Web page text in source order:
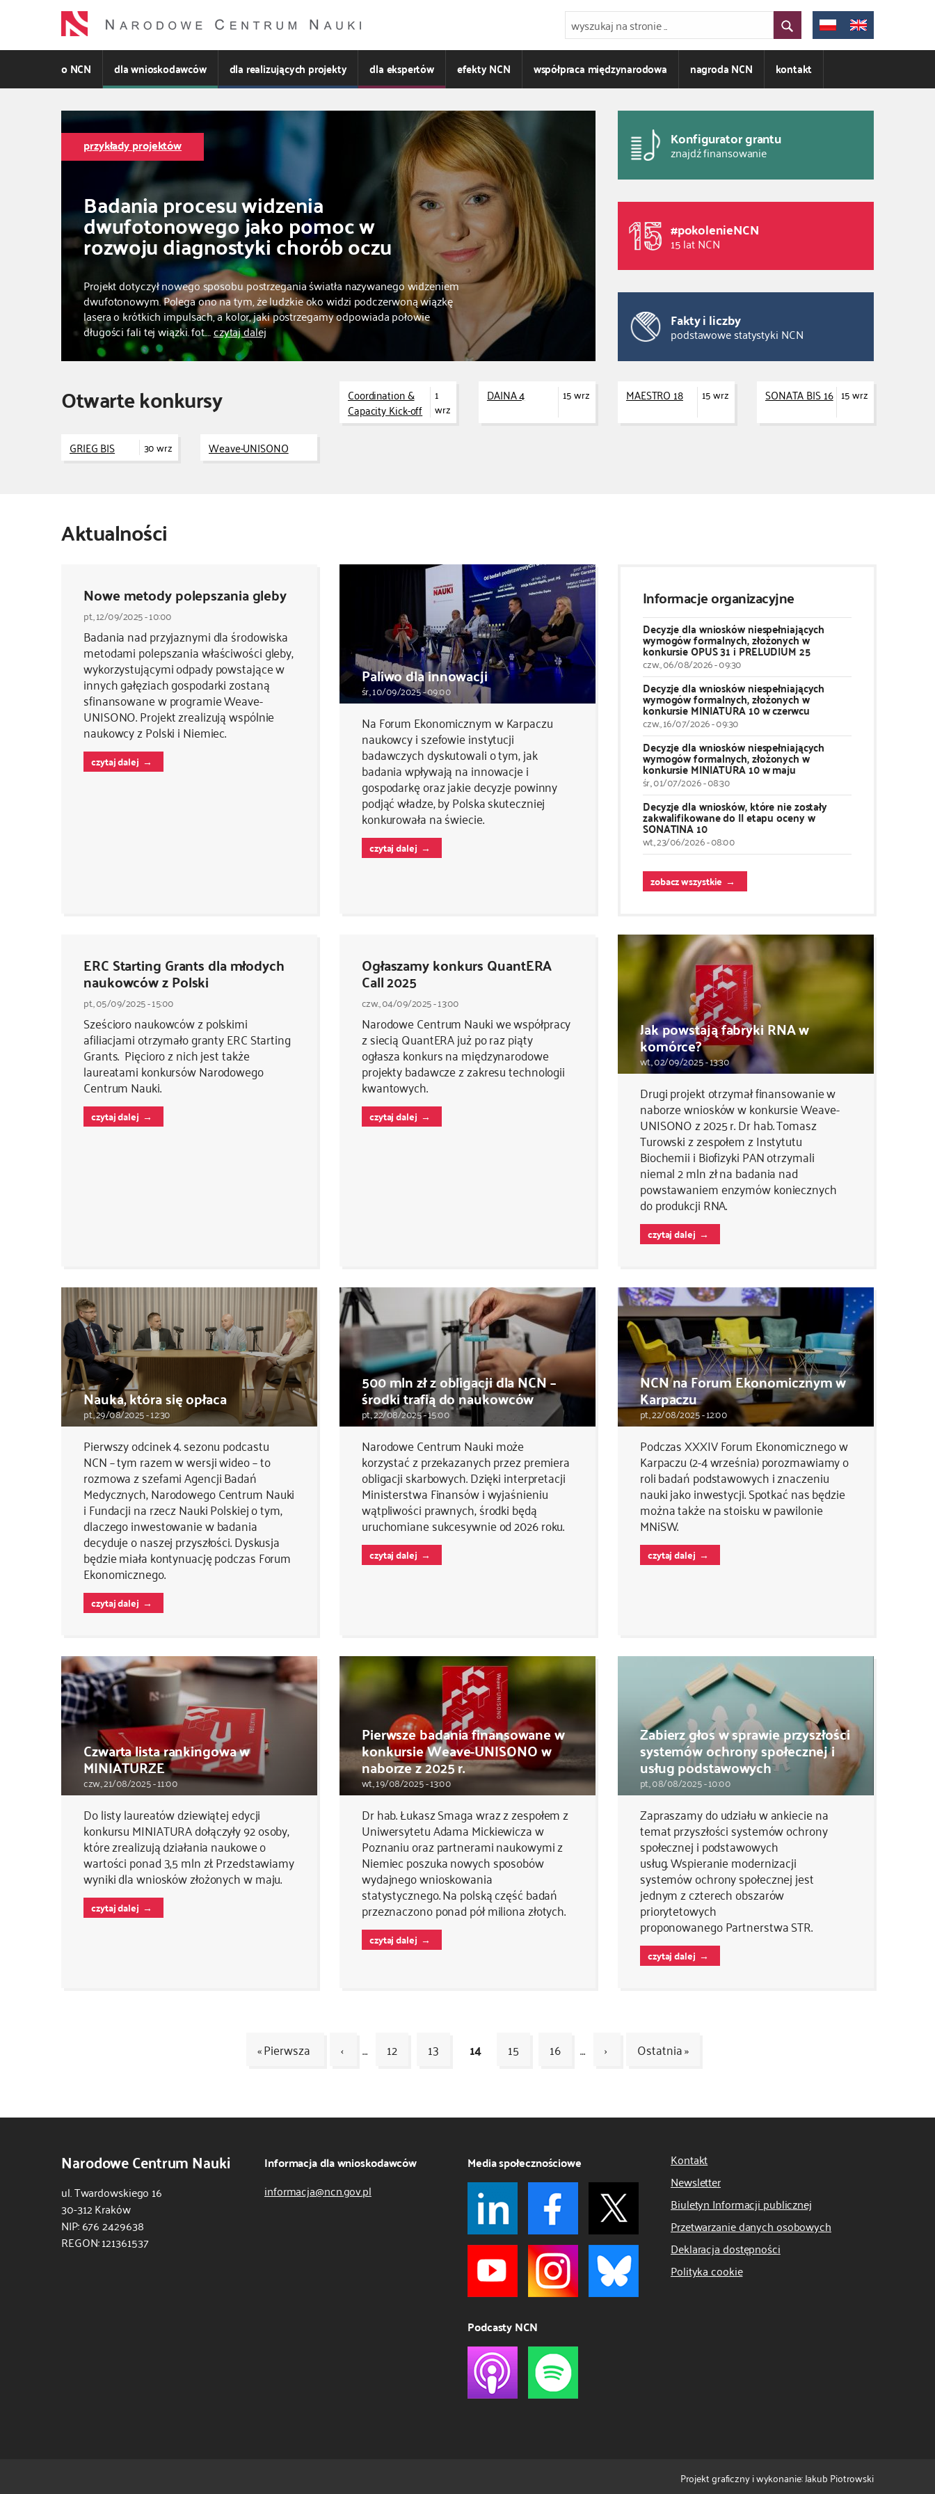
o NCN dla wnioskodawców dla realizujących projekty dla ekspertów efekty NCN współpraca międzynarodowa nagroda NCN kontakt
przykłady projektów
Badania procesu widzenia
dwufotonowego jako pomoc w
rozwoju diagnostyki chorób oczu
Projekt dotyczył nowego sposobu postrzegania światła nazywanego widzeniem
dwufotonowym. Polega ono na tym, że ludzkie oko widzi podczerwoną wiązkę
lasera o krótkich impulsach, a kolor, jaki postrzegamy odpowiada połowie
długości fali tej wiązki. fot.…czytaj dalej
Konfigurator grantu
znajdź finansowanie
#pokolenieNCN
15 lat NCN
Fakty i liczby
podstawowe statystyki NCN
Otwarte konkursy Coordination &
Capacity Kick-off
1
wrz
DAINA 4 15 wrz MAESTRO 18 15 wrz SONATA BIS 16 15 wrz
GRIEG BIS 30 wrz Weave-UNISONO
Aktualności
Nowe metody polepszania gleby
pt., 12/09/2025 - 10:00
Badania nad przyjaznymi dla środowiska
metodami polepszania właściwości gleby,
wykorzystującymi odpady powstające w
innych gałęziach gospodarki zostaną
sfinansowane w programie Weave-
UNISONO. Projekt zrealizują wspólnie
naukowcy z Polski i Niemiec.
czytaj dalej
Paliwo dla innowacji
śr., 10/09/2025 - 09:00
Na Forum Ekonomicznym w Karpaczu
naukowcy i szefowie instytucji
badawczych dyskutowali o tym, jak
badania wpływają na innowacje i
gospodarkę oraz jakie decyzje powinny
podjąć władze, by Polska skuteczniej
konkurowała na świecie.
czytaj dalej
Informacje organizacyjne
Decyzje dla wniosków niespełniających
wymogów formalnych, złożonych w
konkursie OPUS 31 i PRELUDIUM 25
czw., 06/08/2026 - 09:30
Decyzje dla wniosków niespełniających
wymogów formalnych, złożonych w
konkursie MINIATURA 10 w czerwcu
czw., 16/07/2026 - 09:30
Decyzje dla wniosków niespełniających
wymogów formalnych, złożonych w
konkursie MINIATURA 10 w maju
śr., 01/07/2026 - 08:30
Decyzje dla wniosków, które nie zostały
zakwalifikowane do II etapu oceny w
SONATINA 10
wt., 23/06/2026 - 08:00
zobacz wszystkie
ERC Starting Grants dla młodych
naukowców z Polski
pt., 05/09/2025 - 15:00
Sześcioro naukowców z polskimi
afiliacjami otrzymało granty ERC Starting
Grants. Pięcioro z nich jest także
laureatami konkursów Narodowego
Centrum Nauki.
czytaj dalej
Ogłaszamy konkurs QuantERA
Call 2025
czw., 04/09/2025 - 13:00
Narodowe Centrum Nauki we współpracy
z siecią QuantERA już po raz piąty
ogłasza konkurs na międzynarodowe
projekty badawcze z zakresu technologii
kwantowych.
czytaj dalej
Jak powstają fabryki RNA w
komórce?
wt., 02/09/2025 - 13:30
Drugi projekt otrzymał finansowanie w
naborze wniosków w konkursie Weave-
UNISONO z 2025 r. Dr hab. Tomasz
Turowski z zespołem z Instytutu
Biochemii i Biofizyki PAN otrzymali
niemal 2 mln zł na badania nad
powstawaniem enzymów koniecznych
do produkcji RNA.
czytaj dalej
Nauka, która się opłaca
pt., 29/08/2025 - 12:30
Pierwszy odcinek 4. sezonu podcastu
NCN – tym razem w wersji wideo – to
rozmowa z szefami Agencji Badań
Medycznych, Narodowego Centrum Nauki
i Fundacji na rzecz Nauki Polskiej o tym,
dlaczego inwestowanie w badania
decyduje o naszej przyszłości. Dyskusja
będzie miała kontynuację podczas Forum
Ekonomicznego.
czytaj dalej
500 mln zł z obligacji dla NCN –
środki trafią do naukowców
pt., 22/08/2025 - 15:00
Narodowe Centrum Nauki może
korzystać z przekazanych przez premiera
obligacji skarbowych. Dzięki interpretacji
Ministerstwa Finansów i wyjaśnieniu
wątpliwości prawnych, środki będą
uruchomiane sukcesywnie od 2026 roku.
czytaj dalej
NCN na Forum Ekonomicznym w
Karpaczu
pt., 22/08/2025 - 12:00
Podczas XXXIV Forum Ekonomicznego w
Karpaczu (2-4 września) porozmawiamy o
roli badań podstawowych i znaczeniu
nauki jako inwestycji. Spotkać nas będzie
można także na stoisku w pawilonie
MNiSW.
czytaj dalej
Czwarta lista rankingowa w
MINIATURZE
czw., 21/08/2025 - 11:00
Do listy laureatów dziewiątej edycji
konkursu MINIATURA dołączyły 92 osoby,
które zrealizują działania naukowe o
wartości ponad 3,5 mln zł. Przedstawiamy
wyniki dla wniosków złożonych w maju.
czytaj dalej
Pierwsze badania finansowane w
konkursie Weave-UNISONO w
naborze z 2025 r.
wt., 19/08/2025 - 13:00
Dr hab. Łukasz Smaga wraz z zespołem z
Uniwersytetu Adama Mickiewicza w
Poznaniu oraz partnerami naukowymi z
Niemiec poszuka nowych sposobów
wydajnego wnioskowania
statystycznego. Na polską część badań
przeznaczono ponad pół miliona złotych.
czytaj dalej
Zabierz głos w sprawie przyszłości
systemów ochrony społecznej i
usług podstawowych
pt., 08/08/2025 - 10:00
Zapraszamy do udziału w ankiecie na
temat przyszłości systemów ochrony
społecznej i podstawowych
usług. Wspieranie modernizacji
systemów ochrony społecznej jest
jednym z czterech obszarów
priorytetowych
proponowanego Partnerstwa STR.
czytaj dalej
« Pierwsza ‹ … 12 13 14 15 16 … › Ostatnia »
CSS
Narodowe Centrum Nauki
ul. Twardowskiego 16
30-312 Kraków
NIP: 676 2429638
REGON: 121361537
Informacja dla wnioskodawców
informacja@ncn.gov.pl
Media społecznościowe
Podcasty NCN
Kontakt
Newsletter
Biuletyn Informacji publicznej
Przetwarzanie danych osobowych
Deklaracja dostępności
Polityka cookie
Projekt graficzny i wykonanie: Jakub Piotrowski